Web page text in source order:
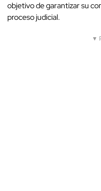
objetivo de garantizar su
proceso judicial.
▼